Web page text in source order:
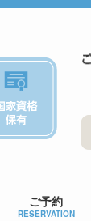
ご予約
RESERVATION